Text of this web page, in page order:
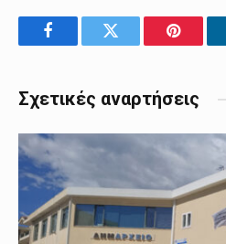
FacebookTwitter
Σχετικές αναρτήσεις